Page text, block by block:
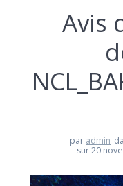
Avis
par admin
sur 20